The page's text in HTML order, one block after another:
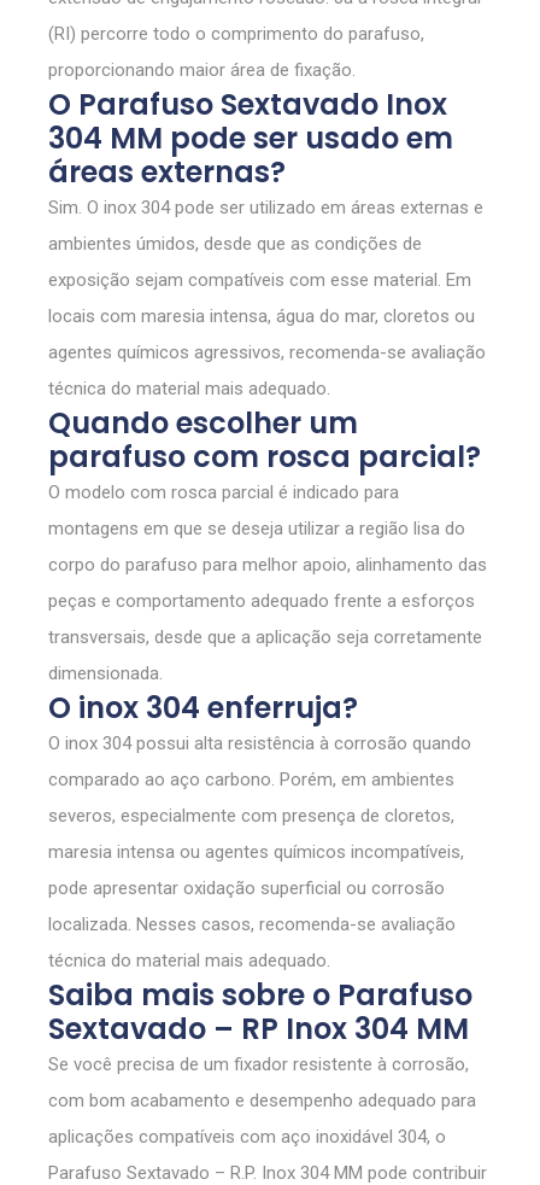
(RI) percorre todo o comprimento do parafuso,
proporcionando maior área de fixação.
O Parafuso Sextavado Inox
304 MM pode ser usado em
áreas externas?
Sim. O inox 304 pode ser utilizado em áreas externas e
ambientes úmidos, desde que as condições de
exposição sejam compatíveis com esse material. Em
locais com maresia intensa, água do mar, cloretos ou
agentes químicos agressivos, recomenda-se avaliação
técnica do material mais adequado.
Quando escolher um
parafuso com rosca parcial?
O modelo com rosca parcial é indicado para
montagens em que se deseja utilizar a região lisa do
corpo do parafuso para melhor apoio, alinhamento das
peças e comportamento adequado frente a esforços
transversais, desde que a aplicação seja corretamente
dimensionada.
O inox 304 enferruja?
O inox 304 possui alta resistência à corrosão quando
comparado ao aço carbono. Porém, em ambientes
severos, especialmente com presença de cloretos,
maresia intensa ou agentes químicos incompatíveis,
pode apresentar oxidação superficial ou corrosão
localizada. Nesses casos, recomenda-se avaliação
técnica do material mais adequado.
Saiba mais sobre o Parafuso
Sextavado – RP Inox 304 MM
Se você precisa de um fixador resistente à corrosão,
com bom acabamento e desempenho adequado para
aplicações compatíveis com aço inoxidável 304, o
Parafuso Sextavado – R.P. Inox 304 MM pode contribuir